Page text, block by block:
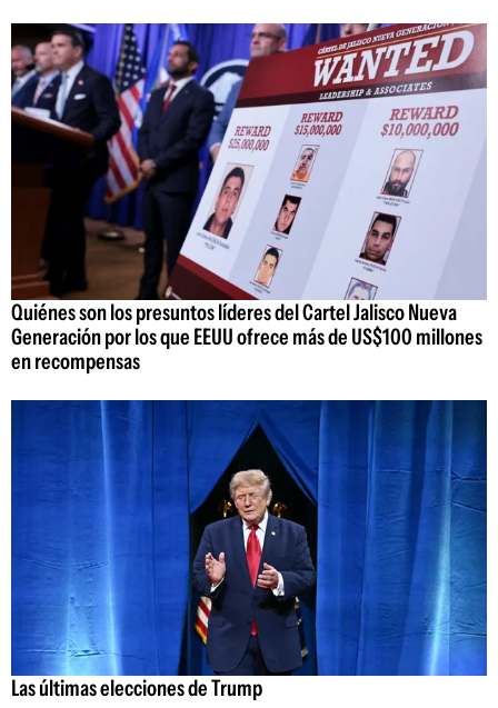
Quiénes son los presuntos líderes del Cartel Jalisco Nueva
Generación por los que EEUU ofrece más de US$100 millones
en recompensas
Las últimas elecciones de Trump